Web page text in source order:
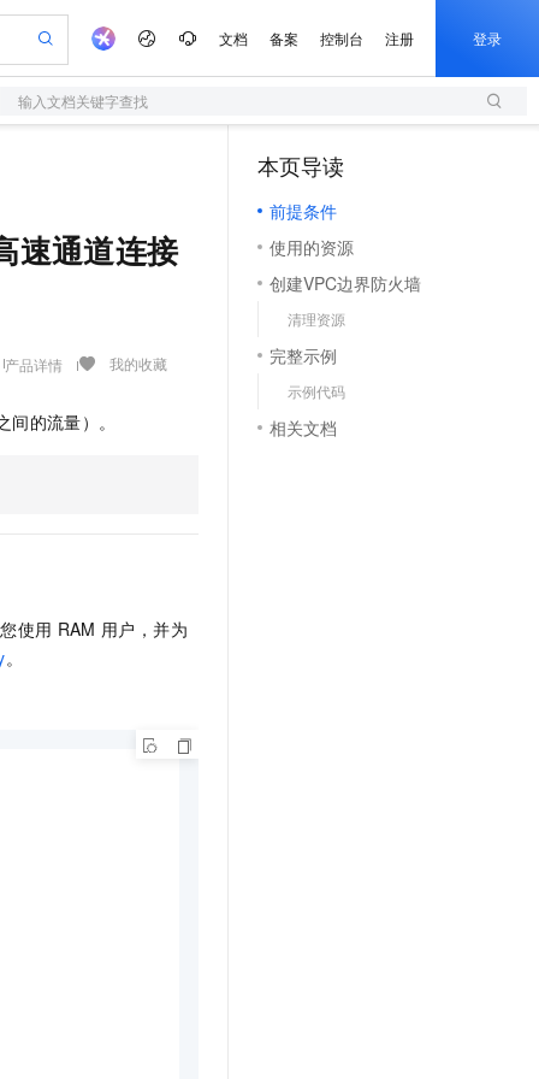
文档 备案 控制台 注册 登录
输入文档关键字查找
速通道连接
产品详情 我的收藏
间的流量）。
使用 RAM 用户，并为
。
本页导读
前提条件
使用的资源
创建VPC边界防火墙
清理资源
完整示例
示例代码
相关文档
1.1-T2V
语音识别与合成
Qwen3-TTS-Flash
用
能体编程平台
轻量应用服务器
数字证书管理服务（原SSL证书）
实现全站HTTPS，呈现可信的WEB访问
V4-Pro
从聊天伙伴进化为能主动干活的本地数字员工
企业门户网站
一句话生成原生可编辑精美 PPT 文稿
输入一句话想法, 轻松生成专业的 PPT
一键部署幻兽帕鲁游戏服务器
一键购买专属联机服务器，轻松开启游戏
漫剧工坊：一站式动画创作平台
快速生产连贯的高质量长漫剧
高效部署网站，快速应用到小程序
成，高效打造优质广告素材
无忧落地极速上线
别商机，让客服更高效、服务更出色。
AI 活动
AI 生产力先锋
先锋实践拓展 AI 生产力的边界
飞天发布时刻
所见，即是所愿
从基础到进阶，Agent 创客手把手教你
创新加速
阿里云 OPC 创新助力计划
Token 补贴，五大权
益加速 OPC 成功
专业服务
上云迁移
计划
划
服务伙伴合作计划
Al MaaS 服务伙伴赋能合作
伙伴信用分合作计划
更多支持
合作伙伴培训与认证
查询合作伙伴
登录合作伙伴管理后台
开发者社区
我要建议
大会
加入我们
校园招聘